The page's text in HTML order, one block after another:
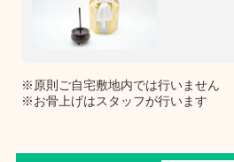
※原則ご自宅敷地内では行いません
※お骨上げはスタッフが行います